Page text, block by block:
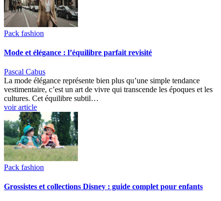
Pack fashion
Mode et élégance : l’équilibre parfait revisité
Pascal Cabus
La mode élégance représente bien plus qu’une simple tendance
vestimentaire, c’est un art de vivre qui transcende les époques et les
cultures. Cet équilibre subtil…
voir article
Pack fashion
Grossistes et collections Disney : guide complet pour enfants